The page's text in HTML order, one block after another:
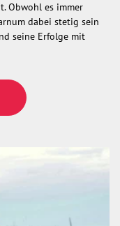
Obwohl es immer
dabei stetig sein
seine Erfolge mit